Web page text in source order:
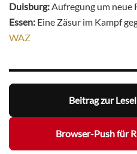
Duisburg: Aufregung um neue
Essen: Eine Zäsur im Kampf
WAZ
Beitrag zur
Browser-Push für